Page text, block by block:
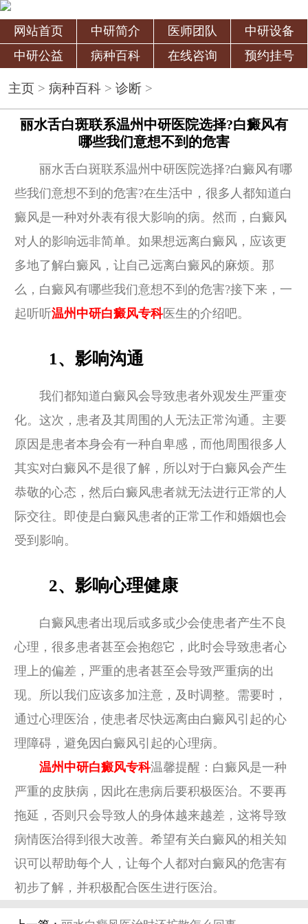
网站首页 中研简介 医师团队
中研设备
中研公益
病种百科 在线咨询 预约挂号
主页> 病种百科> 诊断>
丽水舌白斑联系温州中研医院选择?白癜风有
哪些我们意想不到的危害
丽水舌白斑联系温州中研医院选择?白癜风有哪
些我们意想不到的危害?在生活中，很多人都知道白
癜风是一种对外表有很大影响的病。然而，白癜风
对人的影响远非简单。如果想远离白癜风，应该更
多地了解白癜风，让自己远离白癜风的麻烦。那
么，白癜风有哪些我们意想不到的危害?接下来，一
起听听温州中研白癜风专科医生的介绍吧。
1、影响沟通
我们都知道白癜风会导致患者外观发生严重变
化。这次，患者及其周围的人无法正常沟通。主要
原因是患者本身会有一种自卑感，而他周围很多人
其实对白癜风不是很了解，所以对于白癜风会产生
恭敬的心态，然后白癜风患者就无法进行正常的人
际交往。即使是白癜风患者的正常工作和婚姻也会
受到影响。
2、影响心理健康
白癜风患者出现后或多或少会使患者产生不良
心理，很多患者甚至会抱怨它，此时会导致患者心
理上的偏差，严重的患者甚至会导致严重病的出
现。所以我们应该多加注意，及时调整。需要时，
通过心理医治，使患者尽快远离由白癜风引起的心
理障碍，避免因白癜风引起的心理病。
温州中研白癜风专科温馨提醒：白癜风是一种
严重的皮肤病，因此在患病后要积极医治。不要再
拖延，否则只会导致人的身体越来越差，这将导致
病情医治得到很大改善。希望有关白癜风的相关知
识可以帮助每个人，让每个人都对白癜风的危害有
初步了解，并积极配合医生进行医治。